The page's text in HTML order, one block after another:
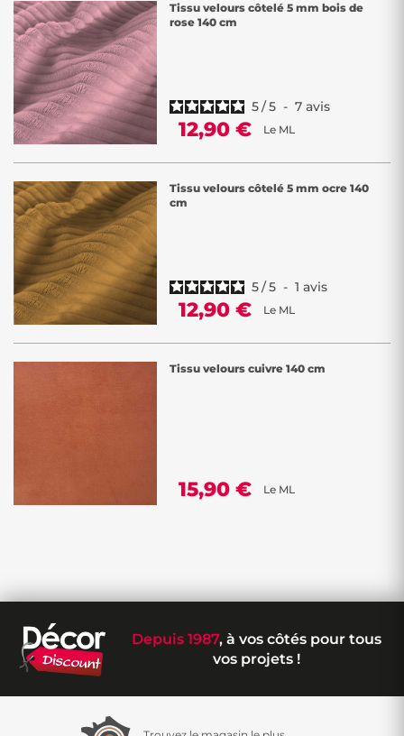
Tissu velours côtelé 5 mm bois de
rose 140 cm
5/5 - 7 avis
12,90 € Le ML
Tissu velours côtelé 5 mm ocre 140
cm
5/5 - 1 avis
12,90 € Le ML
Tissu velours cuivre 140 cm
15,90 € Le ML
Depuis 1987, à vos côtés pour tous
vos projets !